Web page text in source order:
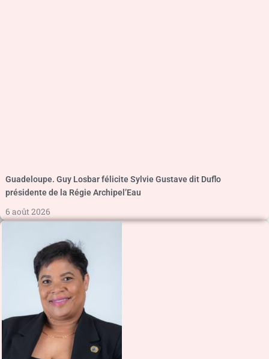
Guadeloupe. Guy Losbar félicite Sylvie Gustave dit Duflo
présidente de la Régie Archipel’Eau
6 août 2026